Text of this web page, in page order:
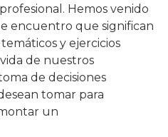
Hemos venido
encuentro que significan
y ejercicios
de nuestros
de decisiones
tomar para
un